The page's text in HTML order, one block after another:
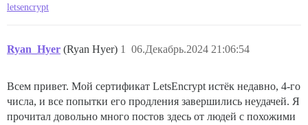
letsencrypt
Ryan_Hyer (Ryan Hyer) 06.Декабрь.2024 21:06:54
1
Всем привет. Мой сертификат LetsEncrypt истёк недавно, 4-го
числа, и все попытки его продления завершились неудачей. Я
прочитал довольно много постов здесь от людей с похожими